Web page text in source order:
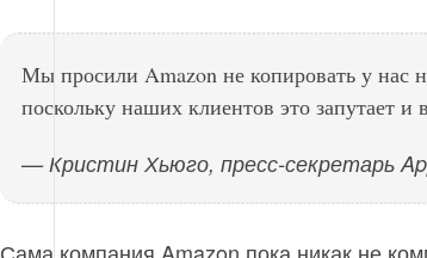
Мы просили Amazon не копировать у нас
поскольку наших клиентов это запутает и
— Кристин Хьюго, пресс-секретарь